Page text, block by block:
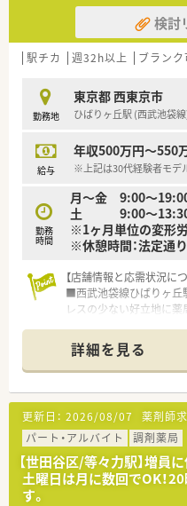
【想定される業務内容】
■保険調剤、監査、服薬
担当していただきます。
幅広く携わっていただき
■後発医薬品を多く取り
薬指導を行います。
【法人特徴について】
■東京都世田谷区に4店
■「学びたい」「成長し
環境を求める方におすす
■風通しが良く、従業員
切にしています。
検討
駅チカ 週32h以上 ブランク
勤務地
東京都 西東京市
ひばりヶ丘駅 (西武池袋
給与
年収500万円～550
※上記は30代経験者モデ
勤務
時間
月～金 9:00～
土 9:00～
※1ヶ月単位の変形
※休憩時間：法定通り
【店舗情報と応需状況につ
■西武池袋線ひばりヶ丘
レスの少ない好立地に薬
枚数は30枚から40枚程度
■薬剤師2名体制で運営
に向き合える環境が整っ
【法人特徴について】
■東京都の西エリアに複
根差した医療提供を行っ
■大手チェーンとは異な
営を行うことを大切にし
■地域住民の皆様の健康
詳細を見る
更新日： 2026/08/07 薬剤師求
パート・アルバイト
調剤薬局
【世田谷区/等々力駅】増員
土曜日は月に数回でOK！
す。